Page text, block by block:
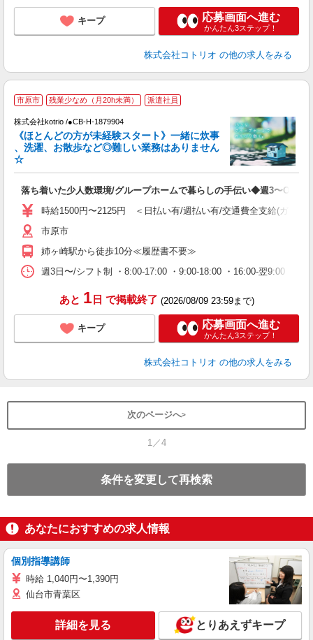
キープ 応募画面へ進む
かんたん3ステップ！
株式会社コトリオ の他の求人をみる
市原市 残業少なめ（月20h未満） 派遣社員
株式会社kotrio /●CB-H-1879904
《ほとんどの方が未経験スタート》一緒に炊事
、洗濯、お散歩など◎難しい業務はありません
☆
落ち着いた少人数環境/グループホームで暮らしの手伝い◆週3〜OK
時給1500円〜2125円 ＜日払い有/週払い有/交通費全支給(ガソリ
市原市
姉ヶ崎駅から徒歩10分≪履歴書不要≫
週3日〜/シフト制 ・8:00-17:00 ・9:00-18:00 ・16:00-翌9:00（
あと 1日 で掲載終了 (2026/08/09 23:59まで)
キープ 応募画面へ進む
かんたん3ステップ！
株式会社コトリオ の他の求人をみる
次のページへ
1／4
条件を変更して再検索
あなたにおすすめの求人情報
個別指導講師
時給 1,040円〜1,390円
仙台市青葉区
詳細を見る とりあえずキープ